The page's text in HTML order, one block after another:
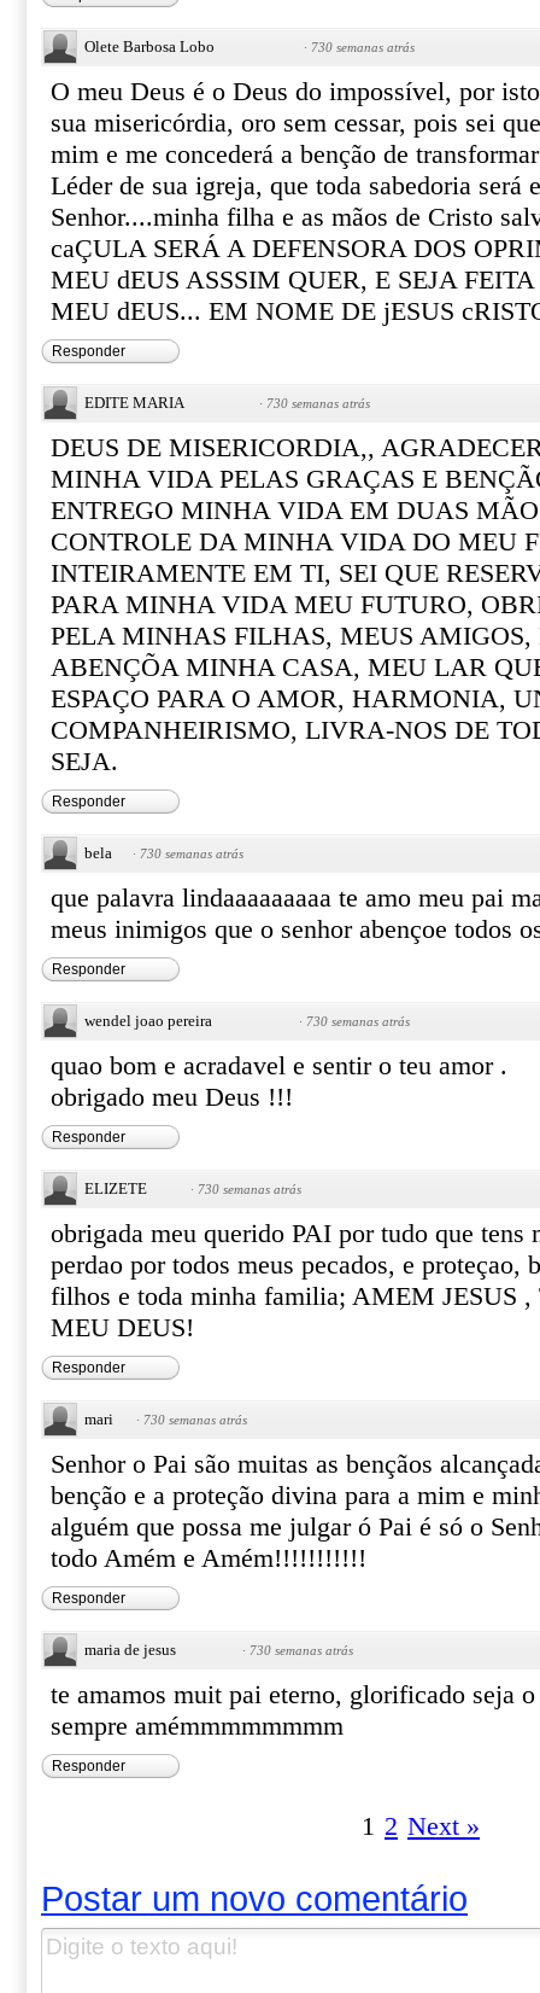
Olete Barbosa Lobo · 730 semanas atrás
O meu Deus é o Deus do impossível, por
sua misericórdia, oro sem cessar, pois sei
mim e me concederá a benção de
Léder de sua igreja, que toda sabedoria será
Senhor....minha filha e as mãos de Cristo
caÇULA SERÁ A DEFENSORA DOS
MEU dEUS ASSSIM QUER, E SEJA
MEU dEUS... EM NOME DE jESUS
Responder
EDITE MARIA · 730 semanas atrás
DEUS DE MISERICORDIA,,
MINHA VIDA PELAS GRAÇAS E
ENTREGO MINHA VIDA EM DUAS
CONTROLE DA MINHA VIDA DO MEU
INTEIRAMENTE EM TI, SEI QUE
PARA MINHA VIDA MEU FUTURO,
PELA MINHAS FILHAS, MEUS
ABENÇÕA MINHA CASA, MEU LAR
ESPAÇO PARA O AMOR, HARMONIA,
COMPANHEIRISMO, LIVRA-NOS DE
SEJA.
Responder
bela · 730 semanas atrás
que palavra lindaaaaaaaaa te amo meu pai
meus inimigos que o senhor abençoe todos
Responder
wendel joao pereira · 730 semanas atrás
quao bom e acradavel e sentir o teu amor .
obrigado meu Deus !!!
Responder
ELIZETE · 730 semanas atrás
obrigada meu querido PAI por tudo que tens
perdao por todos meus pecados, e proteçao,
filhos e toda minha familia; AMEM JESUS
MEU DEUS!
Responder
mari · 730 semanas atrás
Senhor o Pai são muitas as bençãos
benção e a proteção divina para a mim e
alguém que possa me julgar ó Pai é só o
todo Amém e Amém!!!!!!!!!!!
Responder
maria de jesus · 730 semanas atrás
te amamos muit pai eterno, glorificado seja o
sempre amémmmmmmmm
Responder
1 2 Next »
Postar um novo comentário